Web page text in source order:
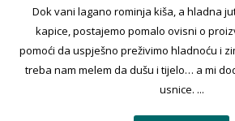
Dok vani lagano rominja kiša, a hladna
kapice, postajemo pomalo ovisni o
pomoći da uspješno preživimo hladnoću i
treba nam melem da dušu i tijelo… a mi
usnice. ...